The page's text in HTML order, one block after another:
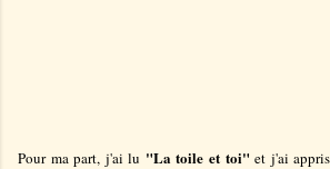
Pour ma part, j'ai lu "La toile et toi"et j'ai